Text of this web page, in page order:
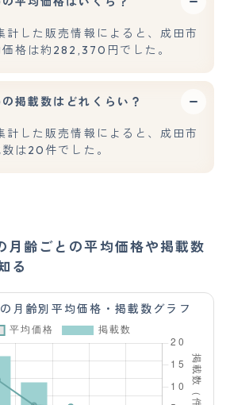
した販売情報によると、成田市
格は約282,370円でした。
掲載数はどれくらい？
した販売情報によると、成田市
は20件でした。
月齢ごとの平均価格や掲載数
る
月齢別平均価格・掲載数グラフ